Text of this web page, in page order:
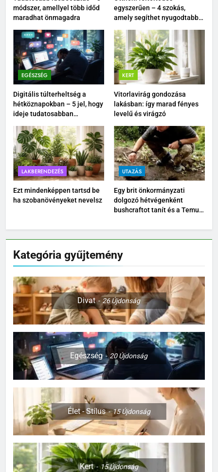
módszer, amellyel több időd
maradhat önmagadra
egyszerűen – 4 szokás,
amely segíthet nyugodtabbá
EGÉSZSÉG
Digitális túlterheltség a
hétköznapokban – 5 jel, hogy
ideje tudatosabban
KERT
Vitorlavirág gondozása
lakásban: így marad fényes
levelű és virágzó
LAKBERENDEZÉS
Ezt mindenképpen tartsd be
ha szobanövényeket nevelsz
UTAZÁS
Egy brit önkormányzati
dolgozó hétvégenként
bushcraftot tanít és a Temu
Kategória gyűjtemény
Divat 26Újdonság
Egészség 20Újdonság
Élet - Stílus 15Újdonság
Kert 15Újdonság